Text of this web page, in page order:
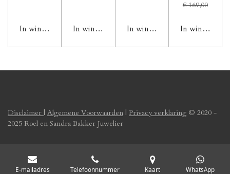
In winkelwagenIn winkelwagen In winkelwagen
€ 169,00
In
Disclaimer | Algemene Voorwaarden | Privacy verklaring © 2020 -
2025 Roel en Sandra Bakker Juwelier
E-mailadres Telefoonnummer Kaart WhatsApp